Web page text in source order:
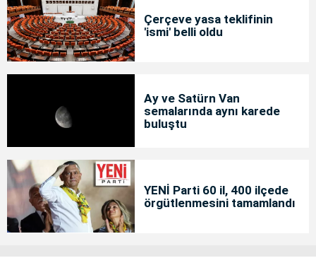
Çerçeve yasa teklifinin
'ismi' belli oldu
Ay ve Satürn Van
semalarında aynı karede
buluştu
YENİ Parti 60 il, 400 ilçede
örgütlenmesini tamamlandı